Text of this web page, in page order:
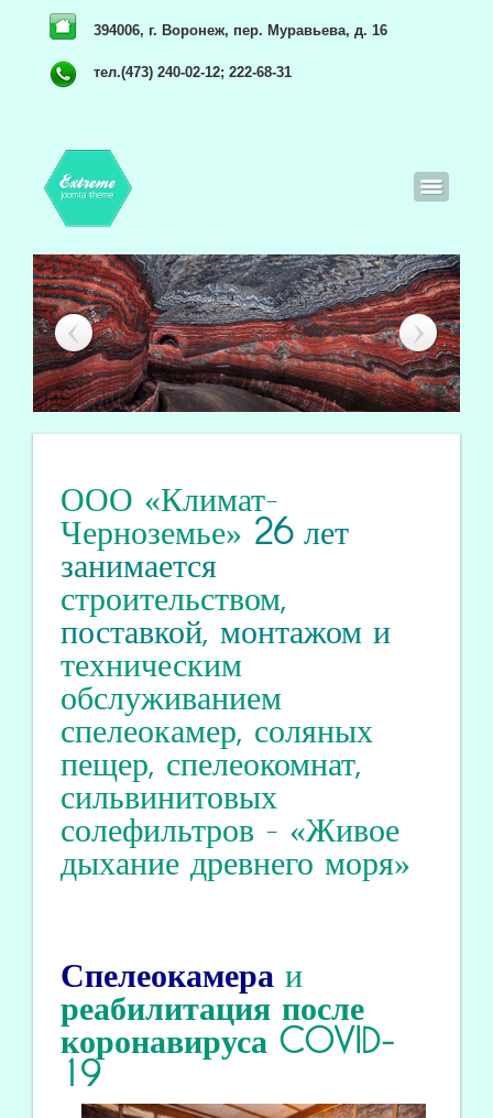
394006, г. Воронеж, пер. Муравьева, д. 16
тел.(473) 240-02-12; 222-68-31
ООО «Климат-
Черноземье» 26лет
занимается
строительством,
поставкой, монтажом и
техническим
обслуживанием
спелеокамер, соляных
пещер, спелеокомнат,
сильвинитовых
солефильтров - «Живое
дыхание древнего моря»
Спелеокамера и
реабилитацияпосле
коронавируса COVID-
19